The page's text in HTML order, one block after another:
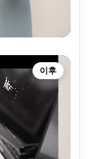
이후